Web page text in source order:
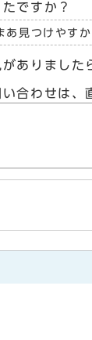
ですか？
あ見つけやす
ありました
合わせは